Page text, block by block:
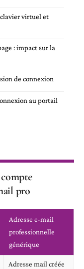
clavier virtuel et
: impact sur la
de connexion
au portail
pro
Adresse e-mail
professionnelle
générique
Adresse mail créée